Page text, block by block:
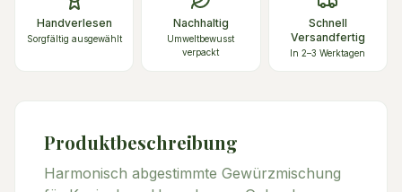
Handverlesen
Sorgfältig ausgewählt
Nachhaltig
Umweltbewusst
verpackt
Schnell
Versandfertig
In 2–3 Werktagen
Produktbeschreibung
Harmonisch abgestimmte Gewürzmischung